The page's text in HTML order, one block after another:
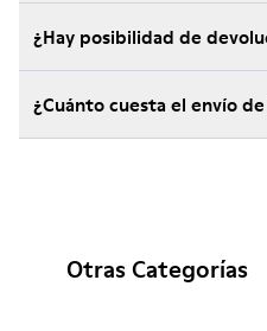
¿Hay posibilidad de
Otras Categorías